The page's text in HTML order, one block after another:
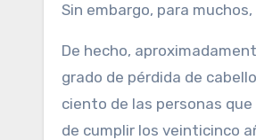
Sin embargo, para
De hecho,
grado de pérdida de
ciento de las personas
de cumplir los veinticinco